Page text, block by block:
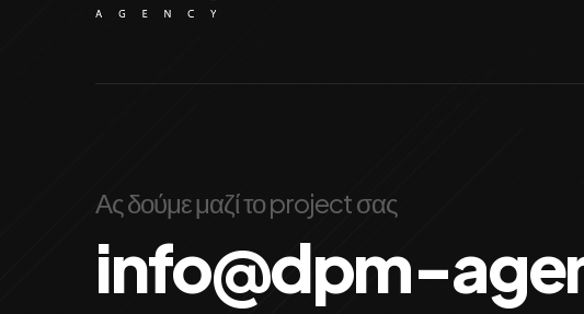
Ας δούμε μαζί το project σας
info@dpm-